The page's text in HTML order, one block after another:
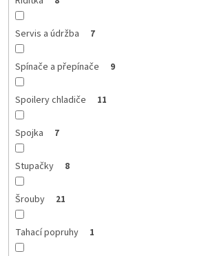
Servis a údržba 7
Spínače a přepínače 9
Spoilery chladiče 11
Spojka 7
Stupačky 8
Šrouby 21
Tahací popruhy 1